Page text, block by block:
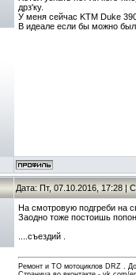
дрз'ку.
У меня сейчас KTM Duke
В идеале если бы можно
Дата: Пт, 07.10.2016, 17:28 |
На смотровую подгреби на
Заодно тоже постоишь
....съездий .
Ремонт и ТО мотоциклов DRZ .